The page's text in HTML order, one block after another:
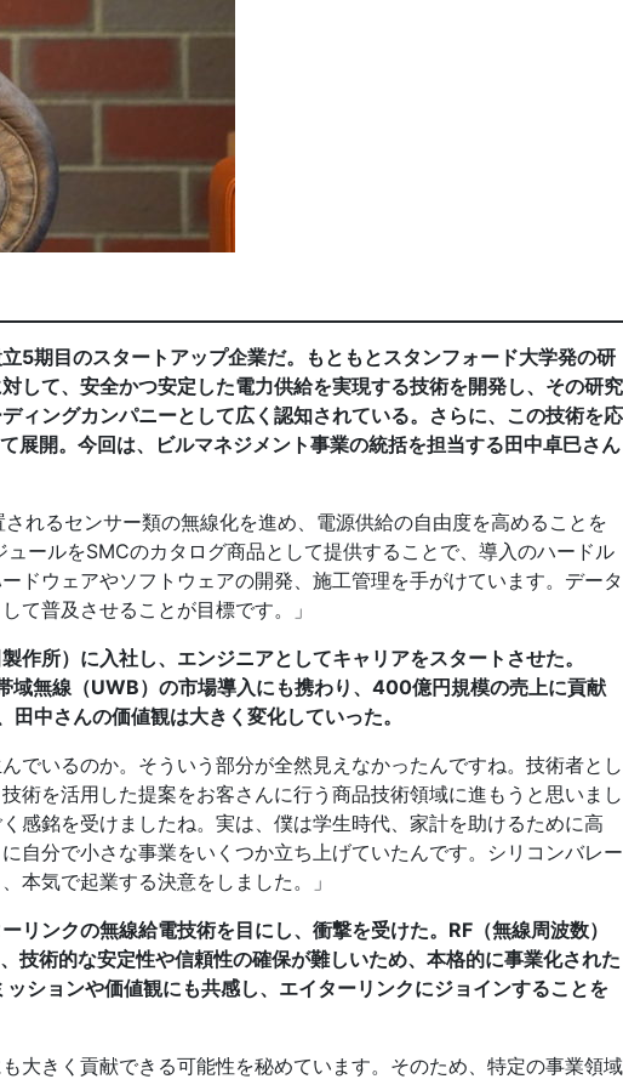
立5期目のスタートアップ企業だ。もともとスタンフォード大学発の研
して、安全かつ安定した電力供給を実現する技術を開発し、その研究
ィングカンパニーとして広く認知されている。さらに、この技術を応
展開。今回は、ビルマネジメント事業の統括を担当する田中卓巳さん
れるセンサー類の無線化を進め、電源供給の自由度を高めることを
ールをSMCのカタログ商品として提供することで、導入のハードル
ドウェアやソフトウェアの開発、施工管理を手がけています。データ
て普及させることが目標です。」
所）に入社し、エンジニアとしてキャリアをスタートさせた。
無線（UWB）の市場導入にも携わり、400億円規模の売上に貢献
中さんの価値観は大きく変化していった。
でいるのか。そういう部分が全然見えなかったんですね。技術者とし
術を活用した提案をお客さんに行う商品技術領域に進もうと思いまし
感銘を受けましたね。実は、僕は学生時代、家計を助けるために高
自分で小さな事業をいくつか立ち上げていたんです。シリコンバレー
本気で起業する決意をしました。」
ンクの無線給電技術を目にし、衝撃を受けた。RF（無線周波数）
術的な安定性や信頼性の確保が難しいため、本格的に事業化された
ションや価値観にも共感し、エイターリンクにジョインすることを
大きく貢献できる可能性を秘めています。そのため、特定の事業領域